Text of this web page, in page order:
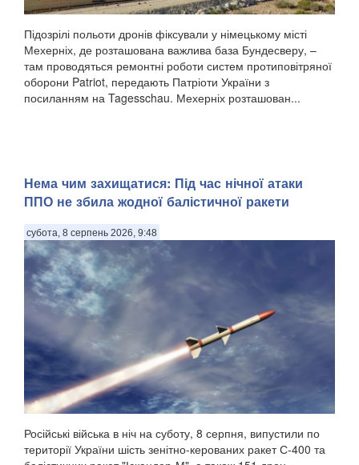
Підозрілі польоти дронів фіксували у німецькому місті
Мехерніх, де розташована важлива база Бундесверу, –
там проводяться ремонтні роботи систем протиповітряної
оборони Patriot, передають Патріоти України з
посиланням на Tagesschau. Мехерніх розташован...
Нема чим захищатися: Під час нічної атаки
ППО не збила жодної балістичної ракети
субота, 8 серпень 2026, 9:48
Російські війська в ніч на суботу, 8 серпня, випустили по
території України шість зенітно-керованих ракет С-400 та